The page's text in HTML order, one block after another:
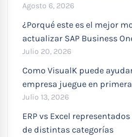
Agosto 6, 2026
¿Porqué este es el mejor
actualizar SAP Business
Julio 20, 2026
Como VisualK puede
empresa juegue en
Julio 13, 2026
ERP vs Excel
de distintas categorías